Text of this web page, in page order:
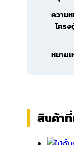
ความห
โครง
หมายเ
สินค้า